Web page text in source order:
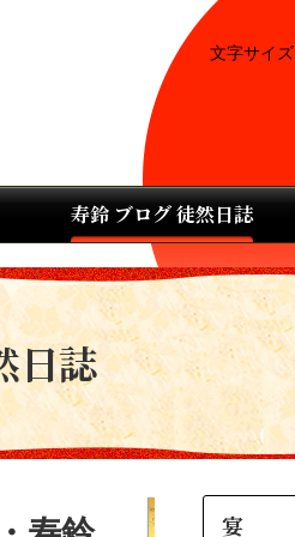
寿鈴 ブログ 徒然日誌
文字サイズ
日誌
宴